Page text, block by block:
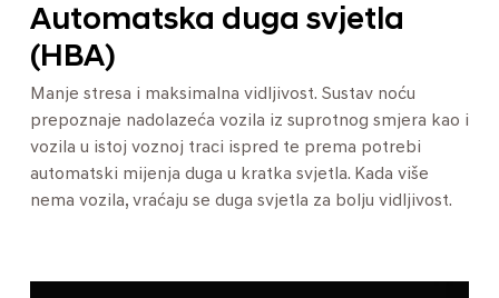
Automatska duga svjetla
(HBA)
Manje stresa i maksimalna vidljivost. Sustav noću
prepoznaje nadolazeća vozila iz suprotnog smjera kao i
vozila u istoj voznoj traci ispred te prema potrebi
automatski mijenja duga u kratka svjetla. Kada više
nema vozila, vraćaju se duga svjetla za bolju vidljivost.